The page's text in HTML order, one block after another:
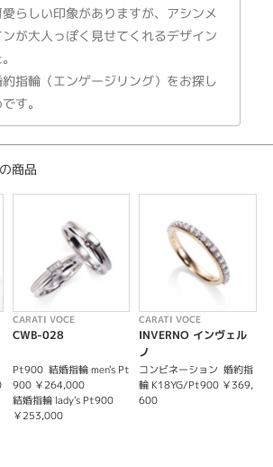
】
染み、フェミニンな印象のエンゲージリング。
った1石のメレダイヤがキュートなデザイン。
）での製作が可能です】
。
らしい印象がありますが、アシンメ
が大人っぽく見せてくれるデザイン
指輪（エンゲージリング）をお探し
す。
商品
CARATI VOCE
CWB-028
Pt900 結婚指輪 men's Pt
900 ￥264,000
結婚指輪 lady's Pt900
￥253,000
CARATI VOCE
INVERNO インヴェル
ノ
コンビネーション 婚約指
輪 K18YG/Pt900 ￥369,
600